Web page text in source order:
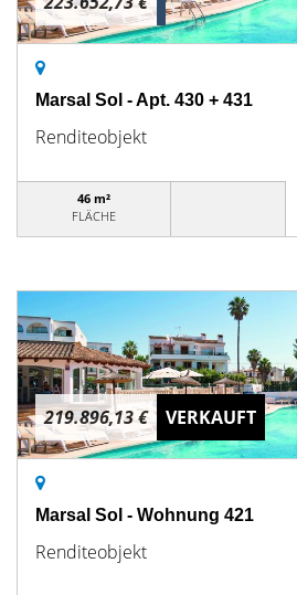
Marsal Sol - Apt. 430 + 431
Renditeobjekt
46 m²
FLÄCHE
219.896,13 € VERKAUFT
Marsal Sol - Wohnung 421
Renditeobjekt